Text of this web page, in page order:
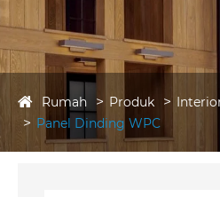
Rumah Produk
Panel Dinding WPC